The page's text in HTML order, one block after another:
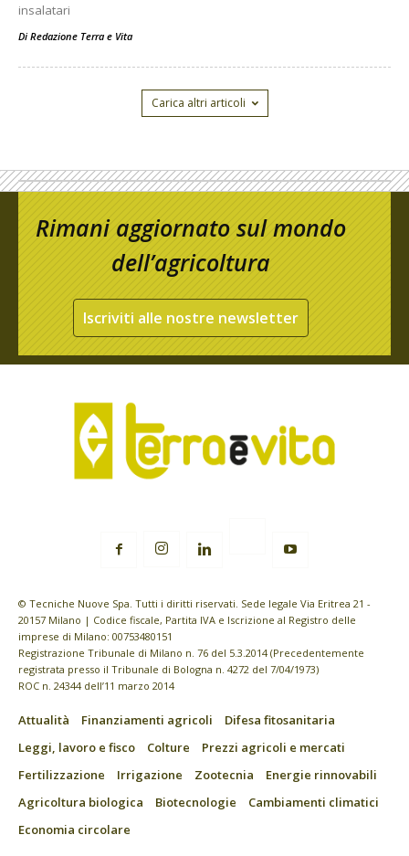
insalatari
Di Redazione Terra e Vita
Carica altri articoli
Rimani aggiornato sul mondo
dell’agricoltura
Iscriviti alle nostre newsletter
© Tecniche Nuove Spa. Tutti i diritti riservati. Sede legale Via Eritrea 21 -
20157 Milano | Codice fiscale, Partita IVA e Iscrizione al Registro delle
imprese di Milano: 00753480151
Registrazione Tribunale di Milano n. 76 del 5.3.2014 (Precedentemente
registrata presso il Tribunale di Bologna n. 4272 del 7/04/1973)
ROC n. 24344 dell’11 marzo 2014
Attualità Finanziamenti agricoli
Difesa fitosanitaria
Leggi, lavoro e fisco
Colture
Prezzi agricoli e mercati
Fertilizzazione
Irrigazione Zootecnia
Energie rinnovabili
Agricoltura biologica
Biotecnologie
Cambiamenti climatici
Economia circolare